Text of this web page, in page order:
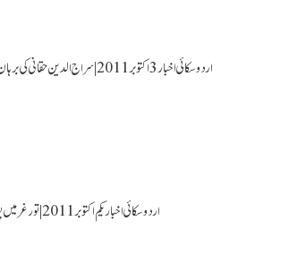
اردو سکائی اخبار 3 اکتوبر 2011|سراج الدین حقانی کی برہان الدین ربانی کے قتل میں ملوث ہونے کی تردید
اردو سکائی اخبار یکم اکتوبر 2011|تورغر میں پولیس گاڑی کے قریب دھماکا،2اہلکار جاں بحق